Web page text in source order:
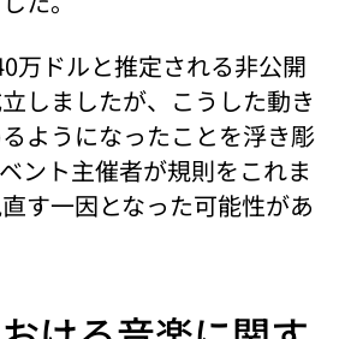
万ドルと推定される非公開
しましたが、こうした動き
ようになったことを浮き彫
ント主催者が規則をこれま
す一因となった可能性があ